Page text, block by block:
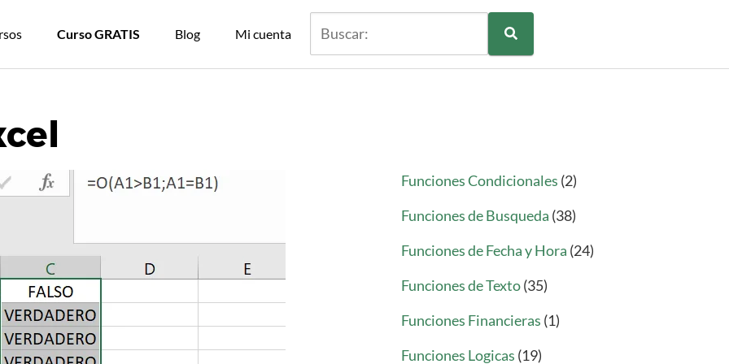
Curso GRATIS Blog Mi cuenta
Funciones Condicionales (2)
Funciones de Busqueda (38)
Funciones de Fecha y Hora (24)
Funciones de Texto(35)
Funciones Financieras (1)
Funciones Logicas (19)